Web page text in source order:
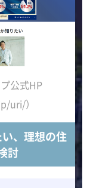
公式HP
uri/）
、理想の住
討